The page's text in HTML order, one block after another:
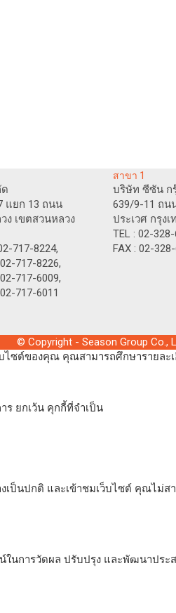
แยก 13 ถนน
ง เขตสวนหลวง
717-8224,
717-8226,
717-6009,
717-6011
สาขา 1
บริษัท ซีซัน ก
639/9-11 ถน
ประเวศ กรุงเ
TEL : 02-
FAX : 02-
© Copyright - Season Group Co.,
ไซต์ของคุณ คุณสามารถศึกษารายละ
ยกเว้น คุกกี้ที่จำเป็น
ป็นปกติ และเข้าชมเว็บไซต์ คุณไม่ส
นการวัดผล ปรับปรุง และพัฒนาปร